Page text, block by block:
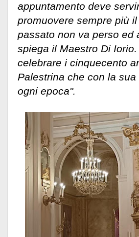
appuntamento deve
promuovere sempre più
passato non va perso ed
spiega il Maestro Di
celebrare i cinquecento
Palestrina che con la
ogni epoca".